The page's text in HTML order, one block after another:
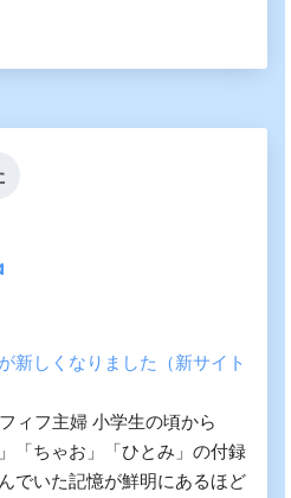
新しくなりました（新サイト
ィフ主婦 小学生の頃から
「ちゃお」「ひとみ」の付録
でいた記憶が鮮明にあるほど